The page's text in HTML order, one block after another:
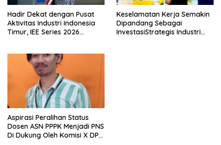
Hadir Dekat dengan Pusat
Aktivitas Industri Indonesia
Timur, IEE Series 2026
Keselamatan Kerja Semakin
Dipandang Sebagai
InvestasiStrategis Industri
Aspirasi Peralihan Status
Dosen ASN PPPK Menjadi PNS
Di Dukung Oleh Komisi X DPR